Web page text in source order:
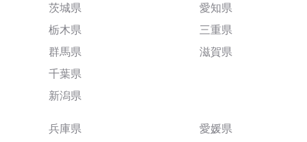
茨城県
栃木県
群馬県
千葉県
新潟県
愛知県
三重県
滋賀県
兵庫県
愛媛県